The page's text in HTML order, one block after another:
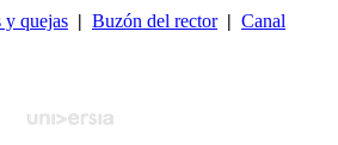
y quejas | Buzón del rector| Canal